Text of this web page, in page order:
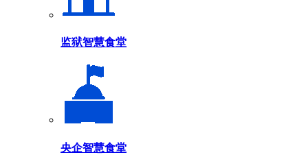
监狱智慧食堂
央企智慧食堂